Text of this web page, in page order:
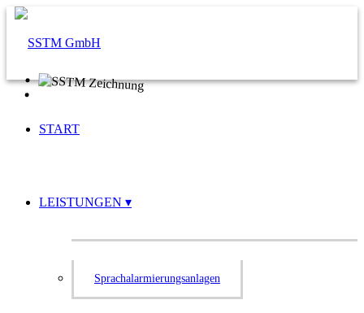
START
LEIS­TUNGEN
Sprach­alar­mie­rungs­an­lagen